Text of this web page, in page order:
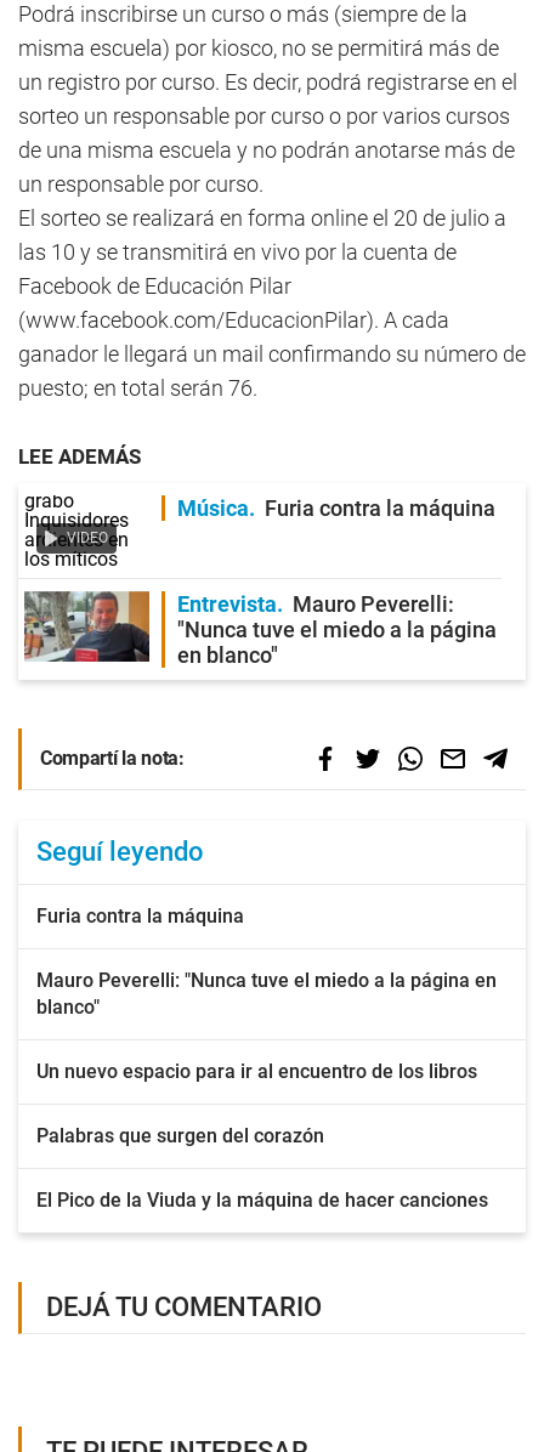
Podrá inscribirse un curso o más (siempre de la
misma escuela) por kiosco, no se permitirá más de
un registro por curso. Es decir, podrá registrarse en el
sorteo un responsable por curso o por varios cursos
de una misma escuela y no podrán anotarse más de
un responsable por curso.
El sorteo se realizará en forma online el 20 de julio a
las 10 y se transmitirá en vivo por la cuenta de
Facebook de Educación Pilar
(www.facebook.com/EducacionPilar). A cada
ganador le llegará un mail confirmando su número de
puesto; en total serán 76.
LEE ADEMÁS
VIDEO
Música Furia contra la máquina
Entrevista
Mauro Peverelli:
"Nunca tuve el miedo a la página
en blanco"
Compartí la nota:
Seguí leyendo
Furia contra la máquina
Mauro Peverelli: "Nunca tuve el miedo a la página en
blanco"
Un nuevo espacio para ir al encuentro de los libros
Palabras que surgen del corazón
El Pico de la Viuda y la máquina de hacer canciones
DEJÁ TU COMENTARIO